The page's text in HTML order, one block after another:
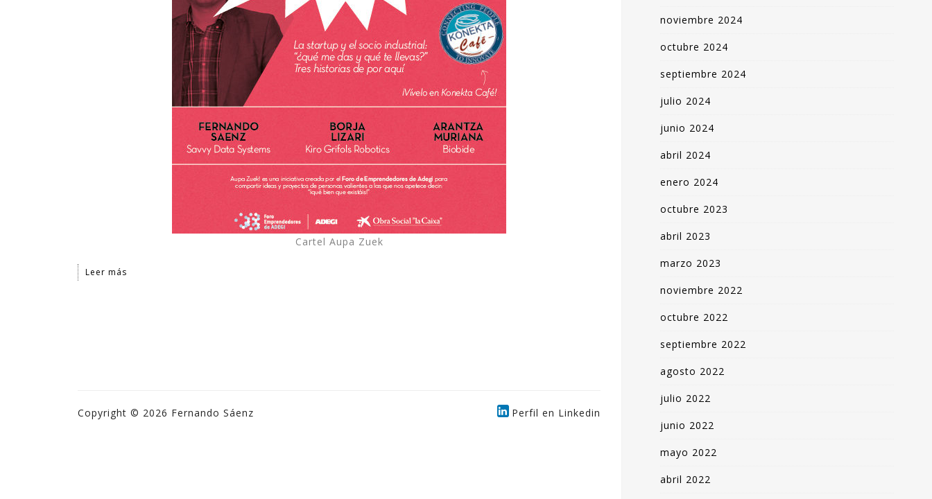
Cartel Aupa Zuek
Leer más
Copyright © 2026 Fernando Sáenz Perfil en Linkedin
noviembre 2024
octubre 2024
septiembre 2024
julio 2024
junio 2024
abril 2024
enero 2024
octubre 2023
abril 2023
marzo 2023
noviembre 2022
octubre 2022
septiembre 2022
agosto 2022
julio 2022
junio 2022
mayo 2022
abril 2022